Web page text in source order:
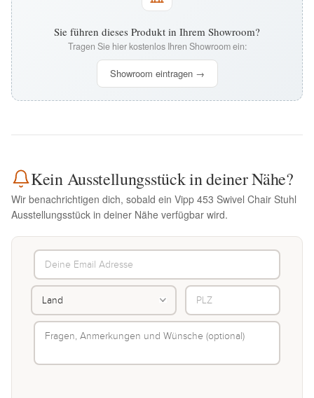
Sie führen dieses Produkt in Ihrem Showroom?
Tragen Sie hier kostenlos Ihren Showroom ein:
Showroom eintragen →
Kein Ausstellungsstück in deiner Nähe?
Wir benachrichtigen dich, sobald ein Vipp 453 Swivel Chair Stuhl
Ausstellungsstück in deiner Nähe verfügbar wird.